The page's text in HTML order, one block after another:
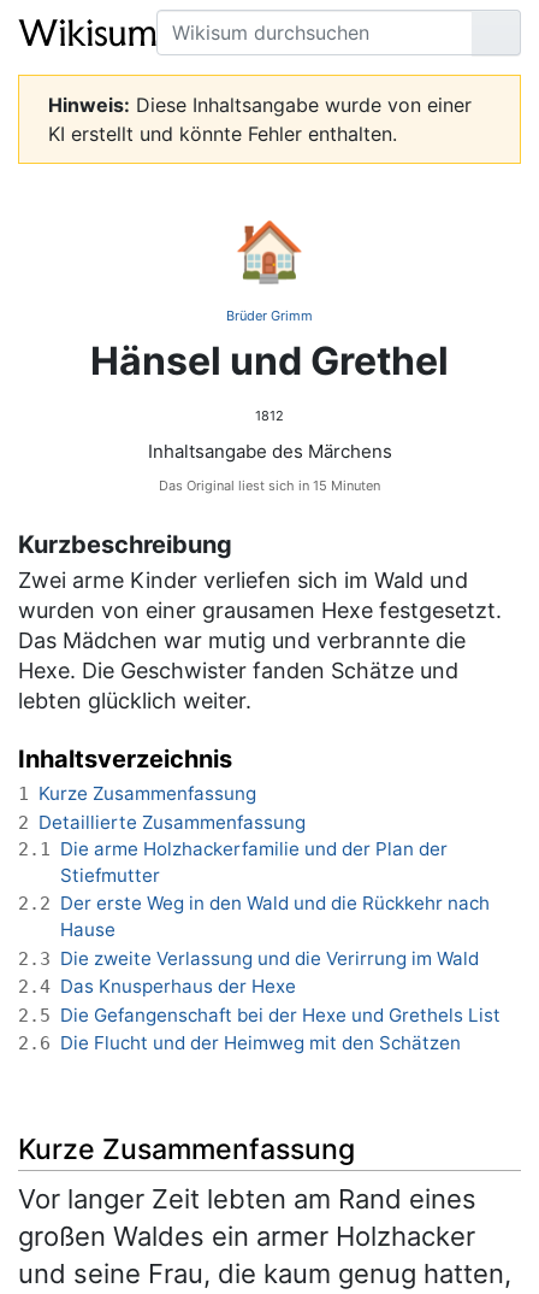
Suche
Seite
Hinweis: Diese Inhaltsangabe wurde von einer
KI erstellt und könnte Fehler enthalten.
🏠
Brüder Grimm
Hänsel und Grethel
1812
Inhaltsangabe des Märchens
Das Original liest sich in 15 Minuten
Kurzbeschreibung
Zwei arme Kinder verliefen sich im Wald und
wurden von einer grausamen Hexe festgesetzt.
Das Mädchen war mutig und verbrannte die
Hexe. Die Geschwister fanden Schätze und
lebten glücklich weiter.
Inhaltsverzeichnis
1 Kurze Zusammenfassung
2 Detaillierte Zusammenfassung
2.1
Die arme Holzhackerfamilie und der Plan der
Stiefmutter
2.2 Der erste Weg in den Wald und die Rückkehr nach
Hause
2.3 Die zweite Verlassung und die Verirrung im Wald
2.4 Das Knusperhaus der Hexe
2.5 Die Gefangenschaft bei der Hexe und Grethels List
2.6 Die Flucht und der Heimweg mit den Schätzen
Kurze Zusammenfassung
Vor langer Zeit lebten am Rand eines
großen Waldes ein armer Holzhacker
und seine Frau, die kaum genug hatten,